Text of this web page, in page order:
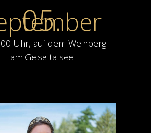
05.
Uhr, auf dem Weinberg
am Geiseltalsee